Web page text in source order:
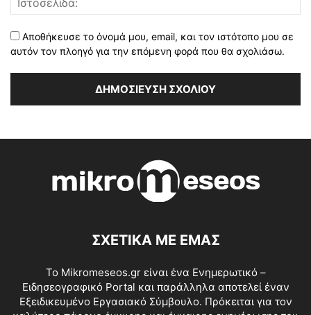
Αποθήκευσε το όνομά μου, email, και τον ιστότοπο μου σε
αυτόν τον πλοηγό για την επόμενη φορά που θα σχολιάσω.
ΣΧΕΤΙΚΑ ΜΕ ΕΜΑΣ
Το Mikromeseos.gr είναι ένα Ενημερωτικό –
Ειδησεογραφικό Portal και παράλληλα αποτελεί έναν
Εξειδικευμένο Εργασιακό Σύμβουλο. Πρόκειται για τον